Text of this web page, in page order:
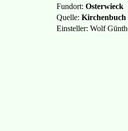
Fundort: Osterwieck
Quelle: Kirchenbuch
Einsteller: Wolf